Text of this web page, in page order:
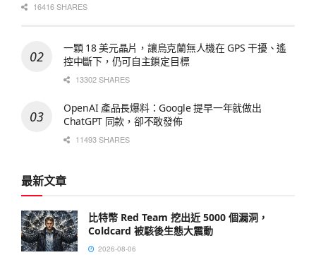
16416 SHARES
一顆 18 美元晶片，讓烏克蘭無人機在 GPS 干擾、遙
控中斷下，仍可自主鎖定目標
13302 SHARES
OpenAI 產品長爆料：Google 提早一年就做出
ChatGPT 同款，卻不敢發佈
11493 SHARES
最新文章
比特幣 Red Team 挖出近 5000 個漏洞，
Coldcard 被駭後生態大震動
2026-08-06